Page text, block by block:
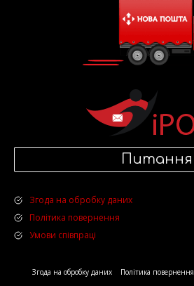
Питання
Згода на обробку даних
Політика повернення
Умови співпраці
Згода на обробку даних
Політика повернення